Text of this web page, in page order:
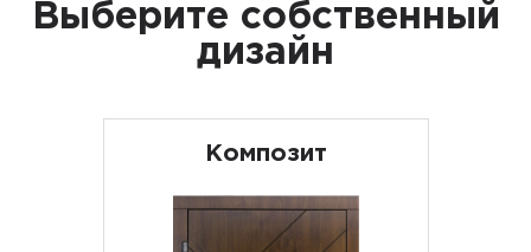
Выберите собственный
дизайн
Композит